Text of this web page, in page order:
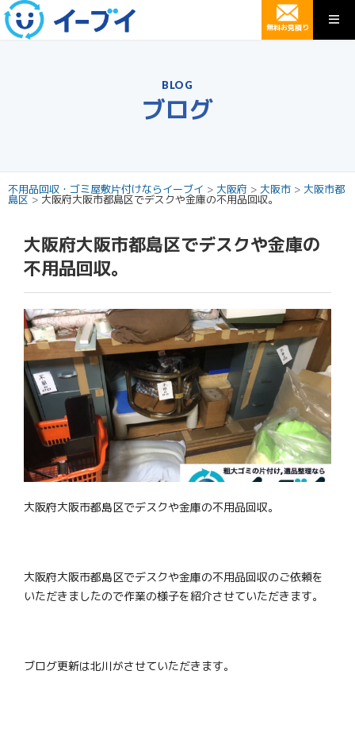
無料お見積り
BLOG
ブログ
不用品回収・ゴミ屋敷片付けならイーブイ > 大阪府 > 大阪市 > 大阪市都
島区 > 大阪府大阪市都島区でデスクや金庫の不用品回収。
大阪府大阪市都島区でデスクや金庫の
不用品回収。
大阪府大阪市都島区でデスクや金庫の不用品回収。
大阪府大阪市都島区でデスクや金庫の不用品回収のご依頼を
いただきましたので作業の様子を紹介させていただきます。
ブログ更新は北川がさせていただきます。